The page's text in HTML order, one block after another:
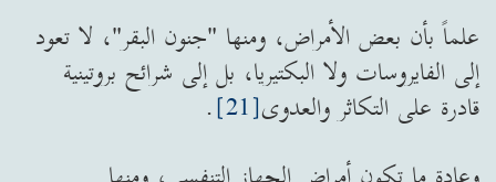
علماً بأن بعض الأمراض، ومنها "جنون البقر"، لا تعود
إلى الفايروسات ولا البكتيريا، بل إلى شرائح بروتينية
قادرة على التكاثر والعدوى[21]
.